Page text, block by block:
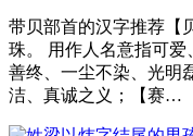
带贝部首的汉字推荐【
珠。 用作人名意指可
善终、一尘不染、光明
洁、真诚之义；【赛…